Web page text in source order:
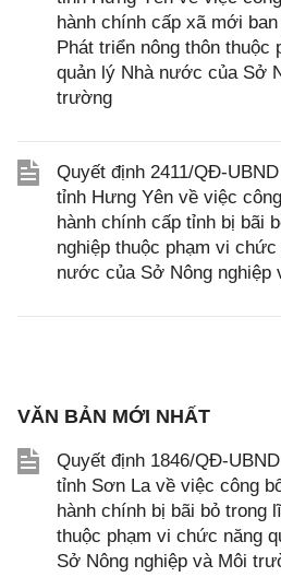
hành chính cấp xã mới
Phát triển nông thôn thuộc
quản lý Nhà nước của Sở
trường
Quyết định 2411/QĐ-
tỉnh Hưng Yên về việc
hành chính cấp tỉnh bị bãi
nghiệp thuộc phạm vi
nước của Sở Nông nghiệp
VĂN BẢN MỚI NHẤT
Quyết định 1846/QĐ-
tỉnh Sơn La về việc công
hành chính bị bãi bỏ trong
thuộc phạm vi chức năng
Sở Nông nghiệp và Môi